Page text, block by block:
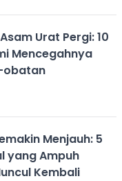
Urat Pergi: 10
Mencegahnya
obatan
Menjauh: 5
yang Ampuh
Kembali